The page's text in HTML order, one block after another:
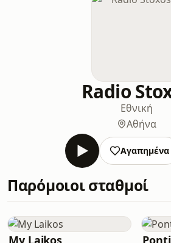
Radio
Εθνική
Αθήνα
Αγαπημένα
Παρόμοιοι σταθμοί
My Laikos